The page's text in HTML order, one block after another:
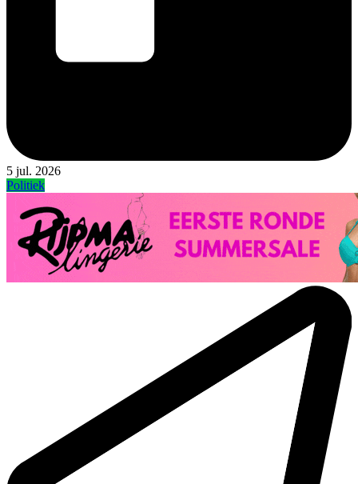
5 jul. 2026
Politiek